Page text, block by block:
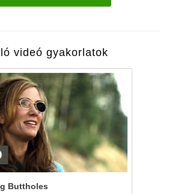
videó gyakorlatok
Buttholes